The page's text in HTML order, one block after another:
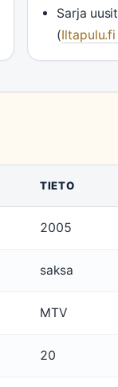
Sarja
(
TIETO
2005
saksa
MTV
20